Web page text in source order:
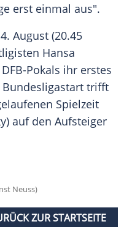
erst einmal aus".
August (20.45
Hansa
Pokals ihr erstes
trifft
Spielzeit
auf den Aufsteiger
Neuss)
ZUR STARTSEITE